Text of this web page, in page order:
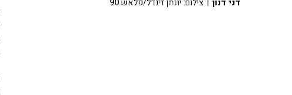
דני דנון | צילום: יונתן זינדל/פלאש 90